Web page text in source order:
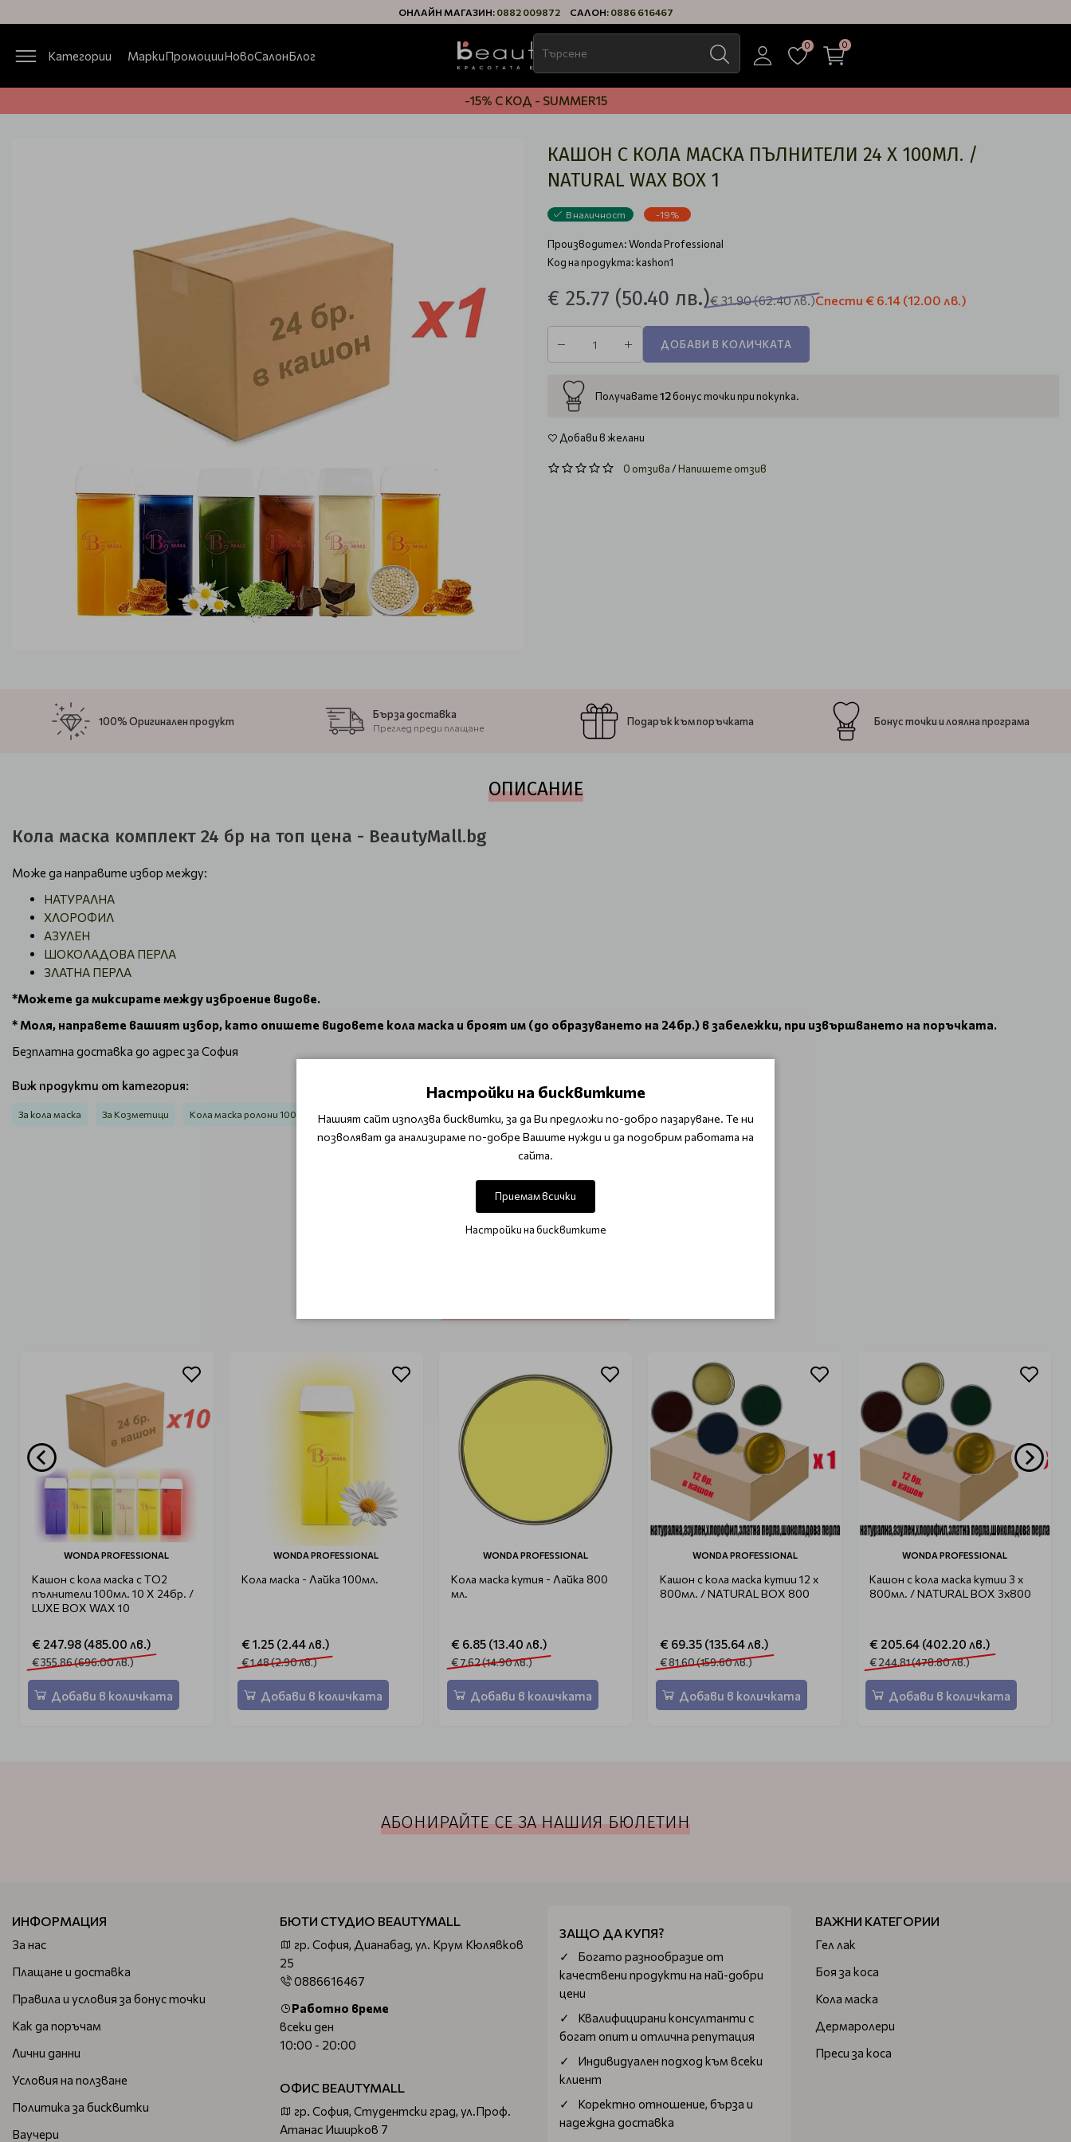
ОНЛАЙН МАГАЗИН: 0882 009872 САЛОН: 0886 616467
Категории МаркиПромоцииНовоСалонБлог
0 0
-15% С КОД - SUMMER15
КАШОН С КОЛА МАСКА ПЪЛНИТЕЛИ 24 Х 100МЛ. /
NATURAL WAX BOX 1
В наличност -19%
Производител:Wonda Professional
Код на продукта: kashon1
€ 25.77 (50.40 лв.)€ 31.90(62.40 лв.)Спести € 6.14 (12.00 лв.)
ДОБАВИ В КОЛИЧКАТА
Получавате12бонус точки при покупка.
Добави в желани
0 отзива/Напишете отзив
100% Оригинален продукт
Бърза доставка
Преглед преди плащане
Подарък към поръчката Бонус точки и лоялна програма
ОПИСАНИЕ
Кола маска комплект 24 бр на топ цена - BeautyMall.bg
Може да направите избор между:
НАТУРАЛНА
ХЛОРОФИЛ
АЗУЛЕН
ШОКОЛАДОВА ПЕРЛА
ЗЛАТНА ПЕРЛА
*Можете да миксирате между изброение видове.
* Моля, направете вашият избор, като опишете видовете кола маска и броят им (до образуването на 24бр.) в забележки, при извършването на поръчката.
Безплатна доставка до адрес за София
Виж продукти от категория:
За кола маска За Козметици Кола маска ролони 100 мл
ОТЗИВИ (0)
Този продукт няма отзиви.
WONDA PROFESSIONAL
Кашон с кола маска с ТО2
пълнители 100мл. 10 X 24бр. /
LUXE BOX WAX 10
€ 247.98 (485.00 лв.)
€ 355.86 (696.00 лв.)
Добави в количката
WONDA PROFESSIONAL
Кола маска - Лайка 100мл.
€ 1.25 (2.44 лв.)
€ 1.48 (2.90 лв.)
Добави в количката
WONDA PROFESSIONAL
Кола маска кутия - Лайка 800
мл.
€ 6.85 (13.40 лв.)
€ 7.62 (14.90 лв.)
Добави в количката
WONDA PROFESSIONAL
Кашон с кола маска кутии 12 х
800мл. / NATURAL BOX 800
€ 69.35 (135.64 лв.)
€ 81.60 (159.60 лв.)
Добави в количката
WONDA PROFESSIONAL
Кашон с кола маска кутии 3 х
800мл. / NATURAL BOX 3x800
€ 205.64 (402.20 лв.)
€ 244.81 (478.80 лв.)
Добави в количката
АБОНИРАЙТЕ СЕ ЗА НАШИЯ БЮЛЕТИН
ИНФОРМАЦИЯ
За нас
Плащане и доставка
Правила и условия за бонус точки
Как да поръчам
Лични данни
Условия на ползване
Политика за бисквитки
Ваучери
БЮТИ СТУДИО BEAUTYMALL
гр. София, Дианабад, ул. Крум Кюлявков
25
0886616467
Работно време
всеки ден
10:00 - 20:00
ОФИС BEAUTYMALL
гр. София, Студентски град, ул.Проф.
Атанас Иширков 7
ЗАЩО ДА КУПЯ?
Богатo разнообразие от
качествени продукти на най-добри
цени
Квалифицирани консултанти с
богат опит и отлична репутация
Индивидуален подход към всеки
клиент
Коректно отношение, бърза и
надеждна доставка
ВАЖНИ КАТЕГОРИИ
Гел лак
Боя за коса
Кола маска
Дермаролери
Преси за коса
Настройки на бисквитките
Нашият сайт използва бисквитки, за да Ви предложи по-добро пазаруване. Те ни
позволяват да анализираме по-добре Вашите нужди и да подобрим работата на
сайта.
Приемам всички
Настройки на бисквитките